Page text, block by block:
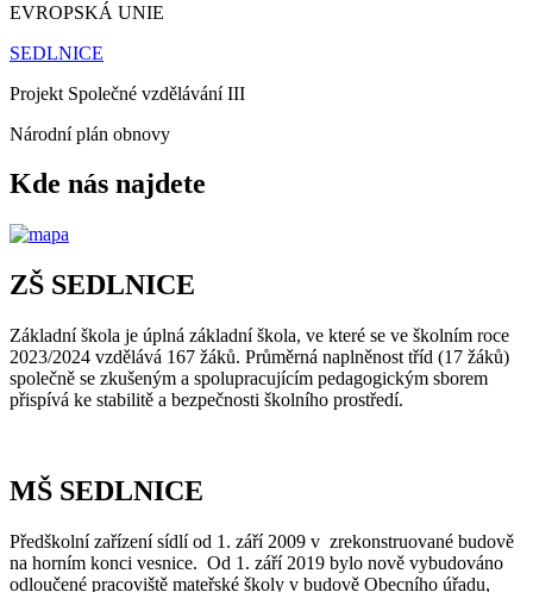
EVROPSKÁ UNIE
SEDLNICE
Projekt Společné vzdělávání III
Národní plán obnovy
Kde nás najdete
ZŠ SEDLNICE
Základní škola je úplná základní škola, ve které se ve školním roce
2023/2024 vzdělává 167 žáků. Průměrná naplněnost tříd (17 žáků)
společně se zkušeným a spolupracujícím pedagogickým sborem
přispívá ke stabilitě a bezpečnosti školního prostředí.
MŠ SEDLNICE
Předškolní zařízení sídlí od 1. září 2009 v zrekonstruované budově
na horním konci vesnice. Od 1. září 2019 bylo nově vybudováno
odloučené pracoviště mateřské školy v budově Obecního úřadu,